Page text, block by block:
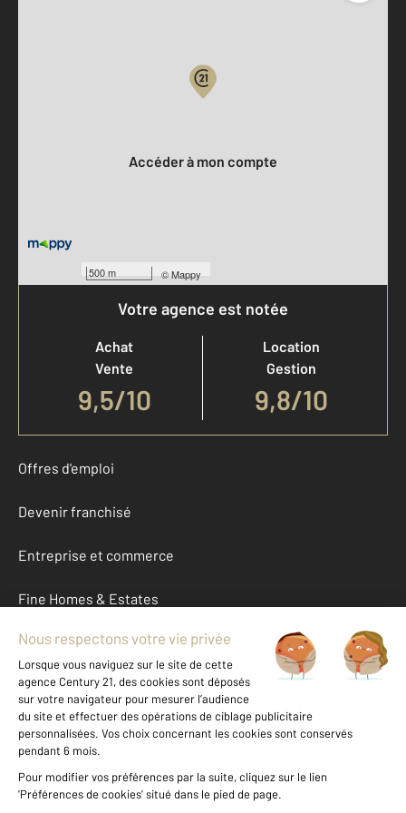
500 m ©Mappy
Accéder à mon compte
Votre agence est notée
Achat
Vente
9,5/10
Location
Gestion
9,8/10
Offres d'emploi
Devenir franchisé
Entreprise et commerce
Fine Homes & Estates
À propos
International
Nous contacter